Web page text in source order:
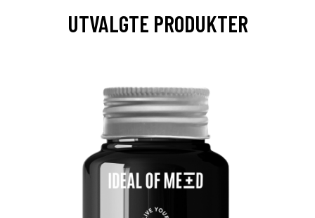
UTVALGTE PRODUKTER